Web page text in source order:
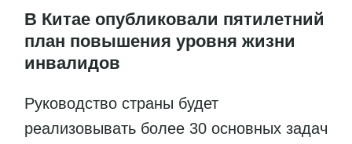
В Китае опубликовали пятилетний
план повышения уровня жизни
инвалидов
Руководство страны будет
реализовывать более 30 основных задач